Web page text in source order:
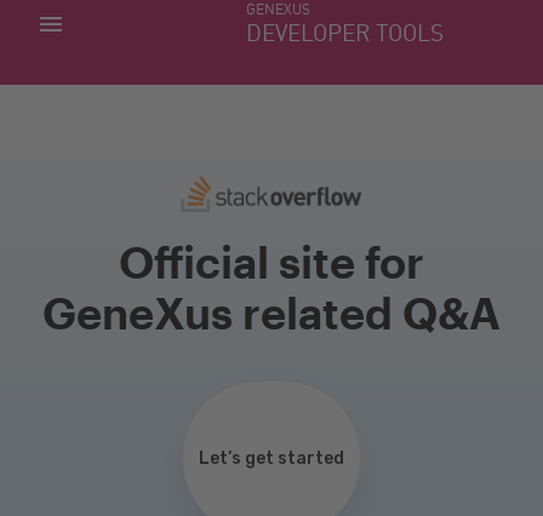
GENEXUS
DEVELOPER TOOLS
MINHAS APLICACÕES
Official site for
GeneXus related Q&A
Let’s get started